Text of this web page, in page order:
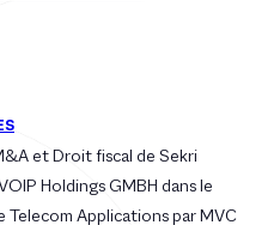
et Droit fiscal de Sekri
Holdings GMBH dans le
Telecom Applications par MVC